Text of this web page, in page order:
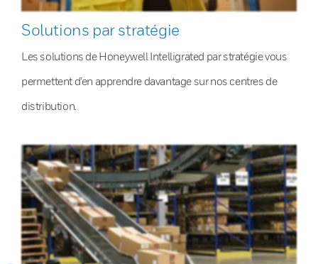
Solutions par stratégie
Les solutions de Honeywell Intelligrated par stratégie vous
permettent d’en apprendre davantage sur nos centres de
distribution.